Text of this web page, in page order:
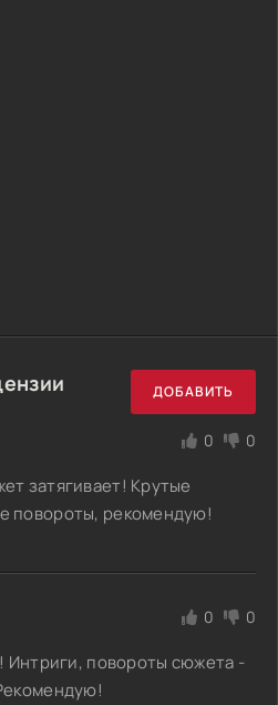
ДОБАВИТЬ
0 0
затягивает! Крутые
повороты, рекомендую!
0 0
Интриги, повороты сюжета -